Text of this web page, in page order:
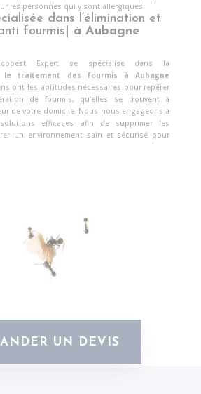
les personnes qui y sont allergiques.
dans l’élimination et
fourmis| à Aubagne
Expert se spécialise dans la
le traitement des fourmis à Aubagne
ont les aptitudes nécessaires pour repérer
de fourmis, qu’elles se trouvent à
de votre domicile. Nous nous engageons à
efficaces afin de supprimer les
un environnement sain et sécurisé pour
UN DEVIS